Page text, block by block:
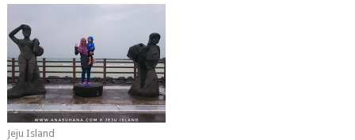
Jeju Island